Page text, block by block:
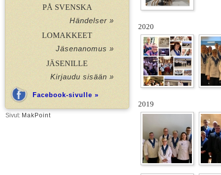
PÅ SVENSKA
Händelser »
LOMAKKEET
Jäsenanomus »
JÄSENILLE
Kirjaudu sisään »
Facebook-sivulle »
Sivut: MakPoint
2020
2019